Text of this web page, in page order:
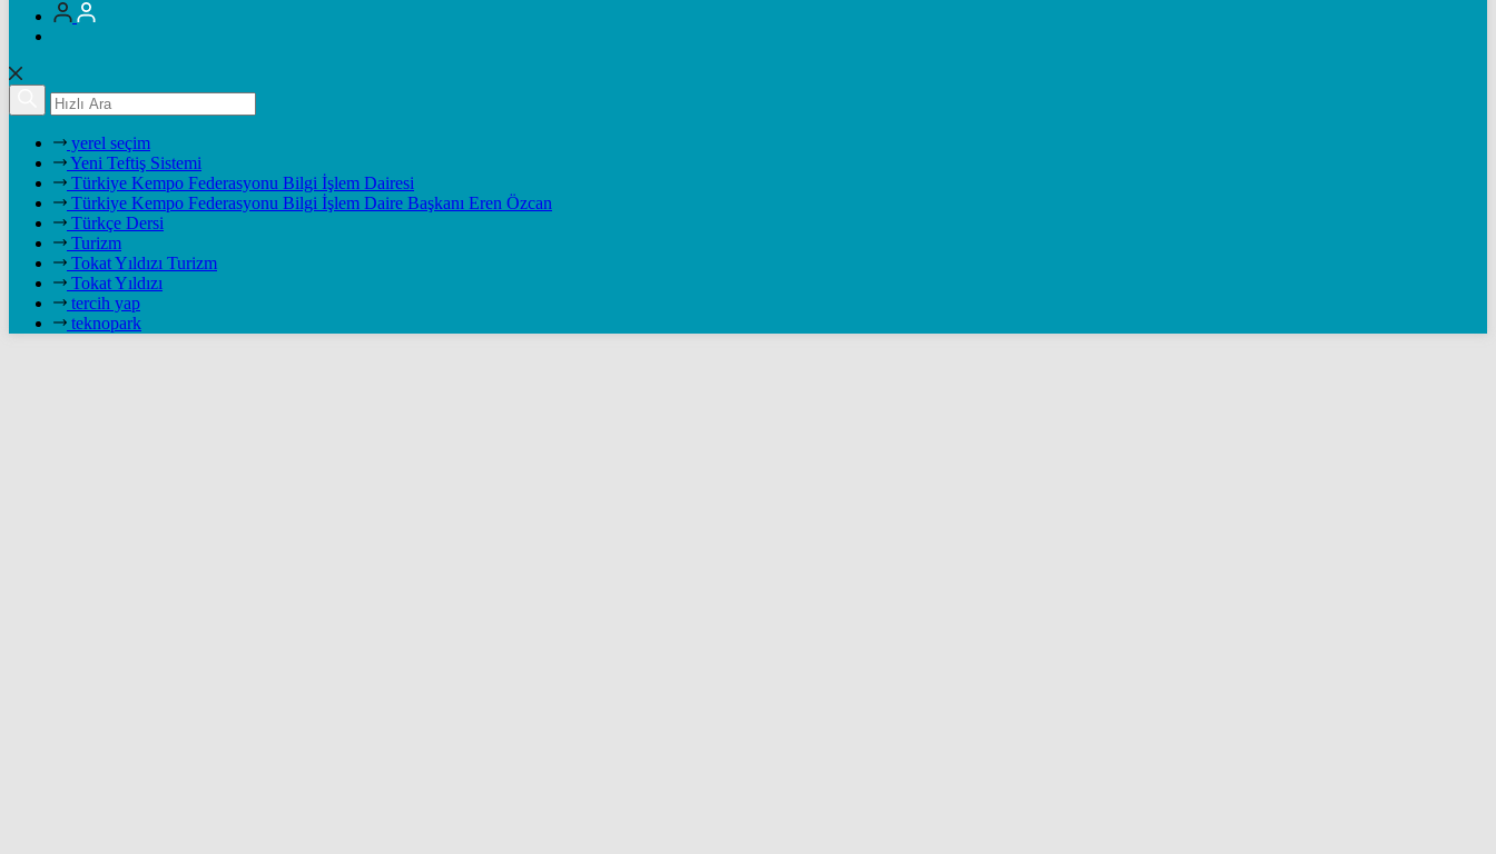
yerel seçim
Yeni Teftiş Sistemi
Türkiye Kempo Federasyonu Bilgi İşlem Dairesi
Türkiye Kempo Federasyonu Bilgi İşlem Daire Başkanı Eren Özcan
Türkçe Dersi
Turizm
Tokat Yıldızı Turizm
Tokat Yıldızı
tercih yap
teknopark